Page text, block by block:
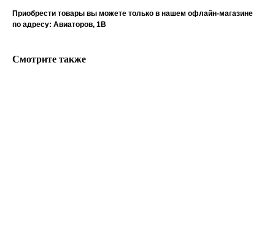
Приобрести товары вы можете только в нашем офлайн-магазине
по адресу: Авиаторов, 1В
Смотрите также